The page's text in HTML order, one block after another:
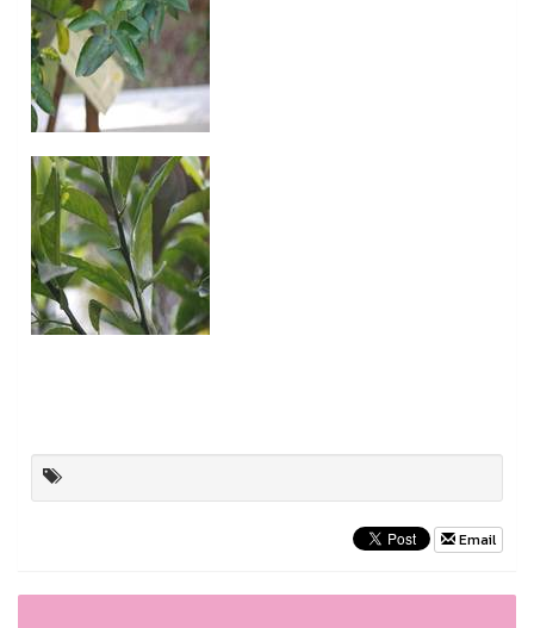
Email